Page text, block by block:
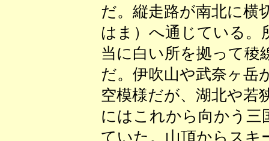
だ。縦走路が南北に横
はま）へ通じている。
当に白い所を拠って稜
だ。伊吹山や武奈ヶ岳
空模様だが、湖北や若
にはこれから向かう三
ていた。山頂からスキ